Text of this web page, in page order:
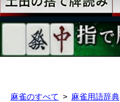
麻雀のすべて 麻雀用語辞典